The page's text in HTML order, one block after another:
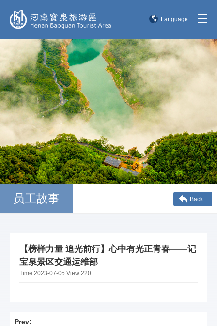
Language
English
한국어
日本語
员工故事 Back
【榜样力量 追光前行】心中有光正青春——记
宝泉景区交通运维部
Time:2023-07-05 View:220
Prev: